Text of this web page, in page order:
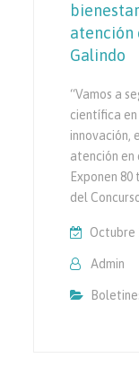
atención
Galindo
“Vamos a
científica
innovación,
atención en
Exponen
del
Octubre
Admin